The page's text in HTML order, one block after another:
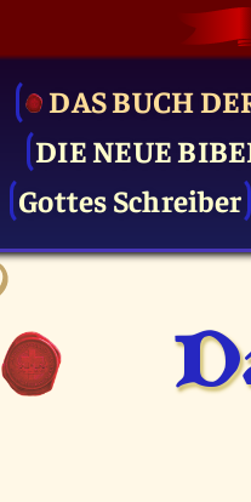
DAS BUCH
DIE NEUE
Gottes Schreiber